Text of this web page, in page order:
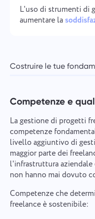
L'uso di strumenti di
aumentare la
Costruire le tue
Competenze e
La gestione di progetti
competenze
livello aggiuntivo di
maggior parte dei
l'infrastruttura aziendale
non hanno mai dovuto
Competenze che
freelance è sostenibile: